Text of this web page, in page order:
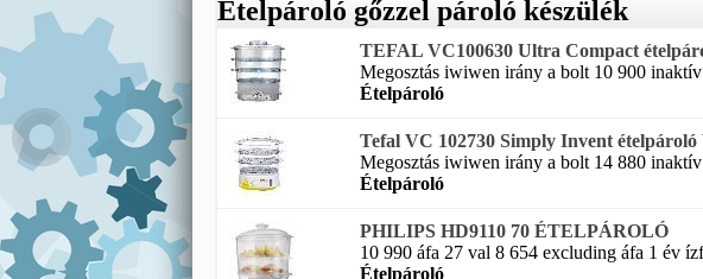
Ételpároló gőzzel pároló készülék
TEFAL VC100630 Ultra Compact
Megosztás iwiwen irány a bolt 10 900
Ételpároló
Tefal VC 102730 Simply Invent ételpároló
Megosztás iwiwen irány a bolt 14 880
Ételpároló
PHILIPS HD9110 70 ÉTELPÁROLÓ
10 990 áfa 27 val 8 654 excluding áfa 1 év
Ételpároló